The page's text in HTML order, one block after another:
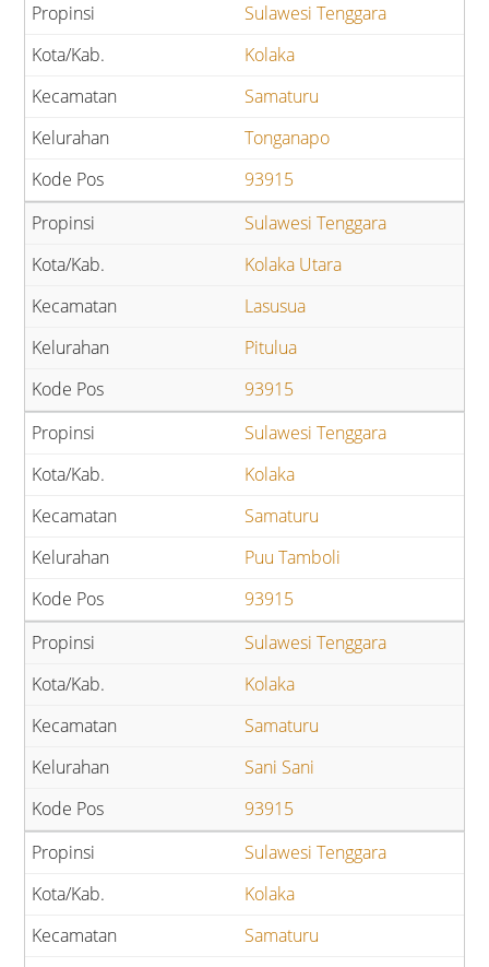
Sulawesi Tenggara
Kolaka
Samaturu
Tonganapo
93915
Sulawesi Tenggara
Kolaka Utara
Lasusua
Pitulua
93915
Sulawesi Tenggara
Kolaka
Samaturu
Puu Tamboli
93915
Sulawesi Tenggara
Kolaka
Samaturu
Sani Sani
93915
Sulawesi Tenggara
Kolaka
Samaturu